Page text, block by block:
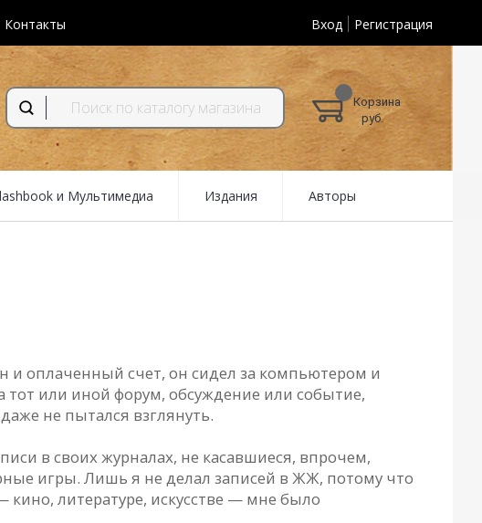
Контакты Вход Регистрация
Корзина
руб.
и Мультимедиа Издания Авторы
и оплаченный счет, он сидел за компьютером и
тот или иной форум, обсуждение или событие,
не пытался взглянуть.
в своих журналах, не касавшиеся, впрочем,
игры. Лишь я не делал записей в ЖЖ, потому что
литературе, искусстве — мне было